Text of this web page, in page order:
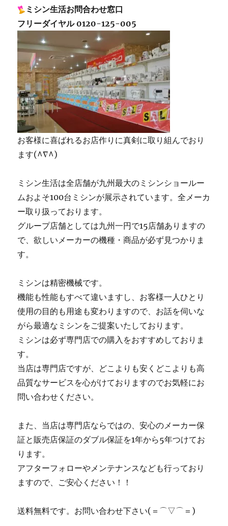
ミシン生活お問合わせ窓口
フリーダイヤル 0120-125-005
お客様に喜ばれるお店作りに真剣に取り組んでおり
ます(^∇^)
ミシン生活は全店舗が九州最大のミシンショールー
ムおよそ100台ミシンが展示されています。全メーカ
ー取り扱っております。
グループ店舗としては九州一円で15店舗ありますの
で、欲しいメーカーの機種・商品が必ず見つかりま
す。
ミシンは精密機械です。
機能も性能もすべて違いますし、お客様一人ひとり
使用の目的も用途も変わりますので、お話を伺いな
がら最適なミシンをご提案いたしております。
ミシンは必ず専門店での購入をおすすめしておりま
す。
当店は専門店ですが、どこよりも安くどこよりも高
品質なサービスを心がけておりますのでお気軽にお
問い合わせください。
また、当店は専門店ならではの、安心のメーカー保
証と販売店保証のダブル保証を1年から5年つけてお
ります。
アフターフォローやメンテナンスなども行っており
ますので、ご安心ください！！
送料無料です。お問い合わせ下さい(＝⌒▽⌒＝)